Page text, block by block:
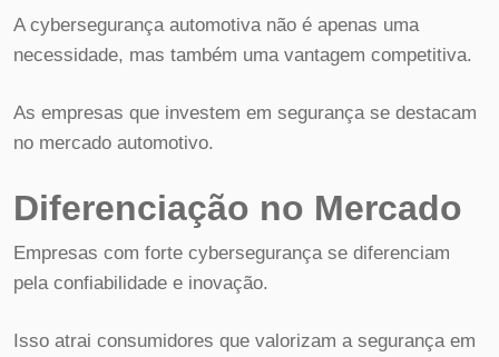
A cybersegurança automotiva não é apenas uma
necessidade, mas também uma vantagem competitiva.
As empresas que investem em segurança se destacam
no mercado automotivo.
Diferenciação no Mercado
Empresas com forte cybersegurança se diferenciam
pela confiabilidade e inovação.
Isso atrai consumidores que valorizam a segurança em